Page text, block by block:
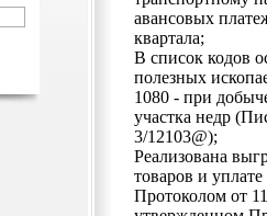
авансовых
квартала;
В список кодов
полезных
1080 - при
участка недр
3/12103@);
Реализована
товаров и
Протоколом от